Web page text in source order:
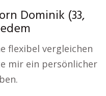
Dominik (33,
flexibel vergleichen
mir ein persönlicher